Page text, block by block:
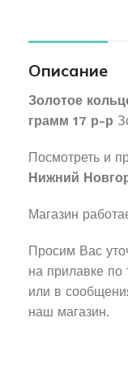
Описание
Золотое
грамм 17 р-р
Посмотреть и
Нижний
Магазин
Просим Вас
на прилавке по
или в
наш магазин.